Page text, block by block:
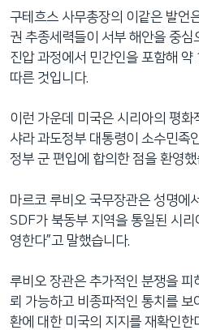
구테흐스 사무총장의 이같은 발언
권 추종세력들이 서부 해안을 중심
진압 과정에서 민간인을 포함해 약
따른 것입니다.
이런 가운데 미국은 시리아의 평
샤라 과도정부 대통령이 소수민족
정부 군 편입에 합의한 점을 환영했
마르코 루비오 국무장관은 성명에
SDF가 북동부 지역을 통일된 시
영한다”고 말했습니다.
루비오 장관은 추가적인 분쟁을 피
뢰 가능하고 비종파적인 통치를 보
환에 대한 미국의 지지를 재확인한